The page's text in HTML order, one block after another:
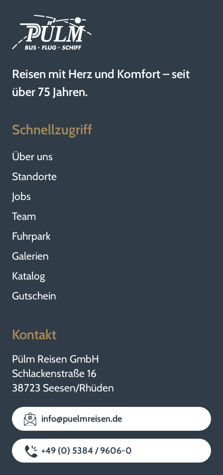
Reisen mit Herz und Komfort – seit
über 75 Jahren.
Schnellzugriff
Über uns
Standorte
Jobs
Team
Fuhrpark
Galerien
Katalog
Gutschein
Kontakt
Pülm Reisen GmbH
Schlackenstraße 16
38723 Seesen/Rhüden
info@puelmreisen.de
+49 (0) 5384 / 9606-0